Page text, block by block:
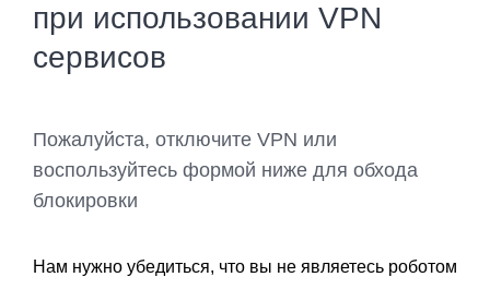
при использовании VPN
сервисов
Пожалуйста, отключите VPN или
воспользуйтесь формой ниже для обхода
блокировки
Нам нужно убедиться, что вы не являетесь роботом